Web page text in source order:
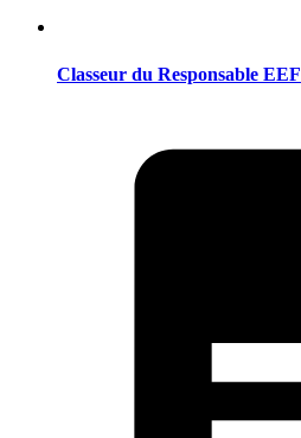
Classeur du Responsable EEF